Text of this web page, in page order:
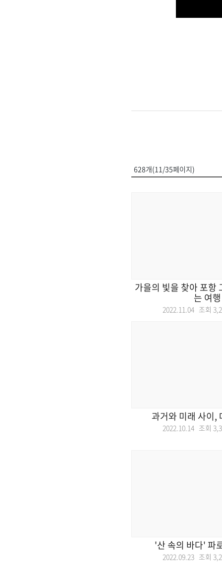
628개(11/35페이지)
가을의 빛을 찾아 포항
는 여행
2022.11.04 조회
과거와 미래 사이,
2022.10.14 조회
'산 속의 바다' 파
2022.09.23 조회